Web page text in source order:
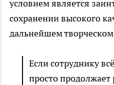
условием является
сохранении высокого
дальнейшем
Если сотруднику
просто продолжает